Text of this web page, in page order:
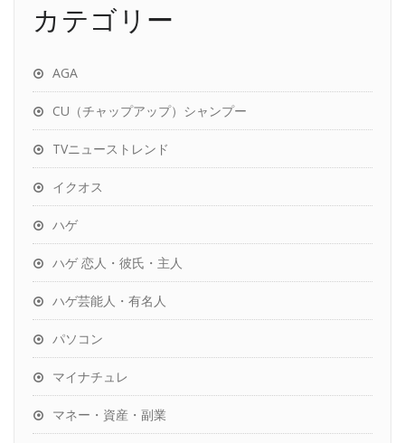
カテゴリー
AGA
CU（チャップアップ）シャンプー
TVニューストレンド
イクオス
ハゲ
ハゲ 恋人・彼氏・主人
ハゲ芸能人・有名人
パソコン
マイナチュレ
マネー・資産・副業